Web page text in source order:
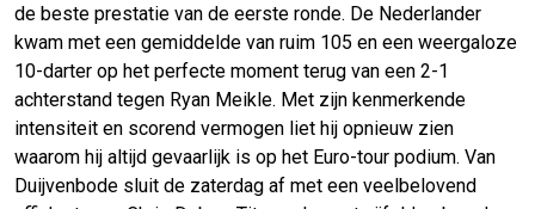
de beste prestatie van de eerste ronde. De Nederlander
kwam met een gemiddelde van ruim 105 en een weergaloze
10-darter op het perfecte moment terug van een 2-1
achterstand tegen Ryan Meikle. Met zijn kenmerkende
intensiteit en scorend vermogen liet hij opnieuw zien
waarom hij altijd gevaarlijk is op het Euro-tour podium. Van
Duijvenbode sluit de zaterdag af met een veelbelovend